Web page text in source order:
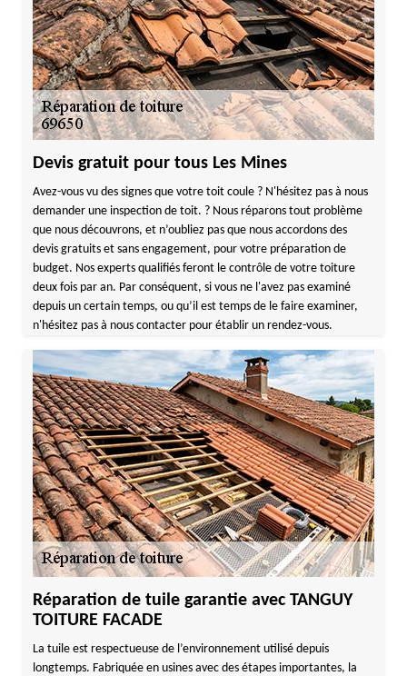
Devis gratuit pour tous Les Mines
Avez-vous vu des signes que votre toit coule ? N'hésitez pas à nous
demander une inspection de toit. ? Nous réparons tout problème
que nous découvrons, et n’oubliez pas que nous accordons des
devis gratuits et sans engagement, pour votre préparation de
budget. Nos experts qualifiés feront le contrôle de votre toiture
deux fois par an. Par conséquent, si vous ne l'avez pas examiné
depuis un certain temps, ou qu’il est temps de le faire examiner,
n'hésitez pas à nous contacter pour établir un rendez-vous.
Réparation de tuile garantie avec TANGUY
TOITURE FACADE
La tuile est respectueuse de l’environnement utilisé depuis
longtemps. Fabriquée en usines avec des étapes importantes, la